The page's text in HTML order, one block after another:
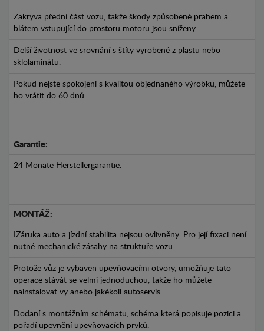
Zakryva přední část vozu, takže škody způsobené prahem a
blátem vstupující do prostoru motoru jsou sníženy.
Delší životnost ve srovnání s štíty vyrobené z plastu nebo
sklolaminátu.
Pokud nejste spokojeni s kvalitou objednaného výrobku, můžete
ho vrátit do 60 dnů.
Garantie:
24 Monate Herstellergarantie.
MONTÁŽ:
IZáruka auto a jízdní stabilita nejsou ovlivněny. Pro její fixaci není
nutné mechanické zásahy na struktuře vozu.
Protože vůz je vybaven upevňovacími otvory, umožňuje tato
operace stávát se velmi jednoduchou, takže ho můžete
nainstalovat vy anebo jakékoli autoservis.
Dodaní s montážním schématu, schéma která popisuje pozici a
pořadí upevnění upevňovacích prvků.